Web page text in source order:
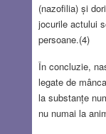
(nazofilia) și
jocurile actului
persoane.(4)
În concluzie,
legate de
la substanțe
nu numai la